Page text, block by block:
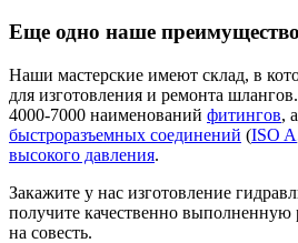
Еще одно наше
Наши мастерские имеют склад, в
для изготовления и ремонта
4000-7000 наименований фитингов,
быстроразъемных соединений (ISO A
высокого давления.
Закажите у нас изготовление
получите качественно выполненную
на совесть.